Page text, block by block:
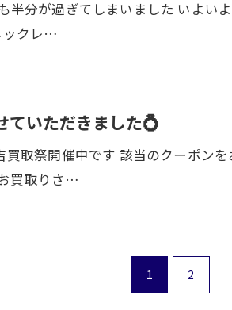
半分が過ぎてしまいました いよ
ックレ…
ていただきました💍
取祭開催中です 該当のクーポン
買取りさ…
1 2
お気軽にお問い合わせくだ